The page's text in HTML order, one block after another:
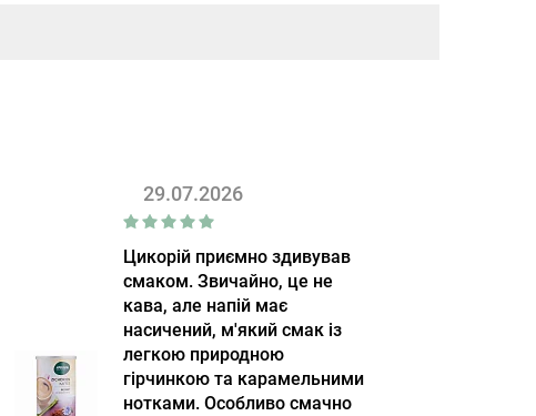
29.07.2026
Цикорій приємно здивував
смаком. Звичайно, це не
кава, але напій має
насичений, м'який смак із
легкою природною
гірчинкою та карамельними
нотками. Особливо смачно